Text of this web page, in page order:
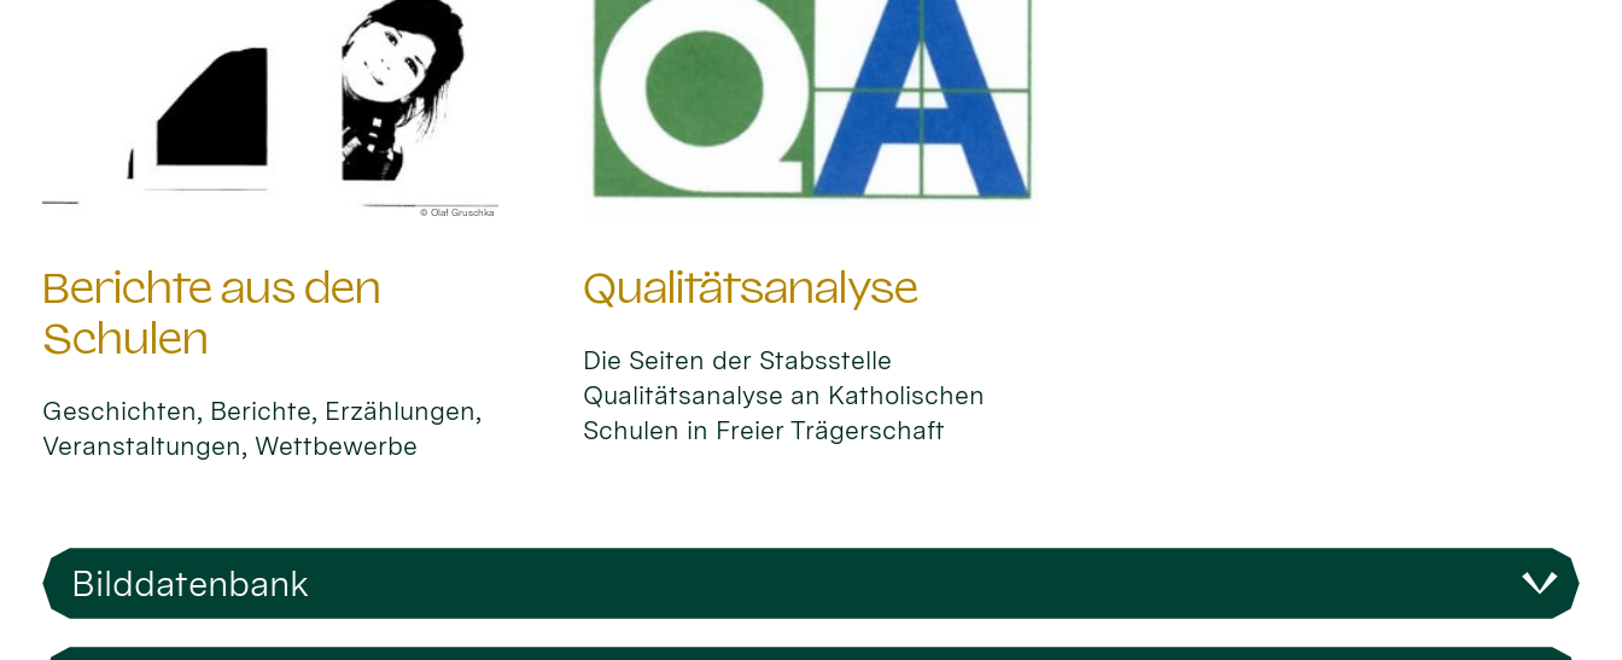
© Olaf Gruschka
Berichte aus den
Schulen
Geschichten, Berichte, Erzählungen,
Veranstaltungen, Wettbewerbe
Qualitätsanalyse
Die Seiten der Stabsstelle
Qualitätsanalyse an Katholischen
Schulen in Freier Trägerschaft
Bilddatenbank